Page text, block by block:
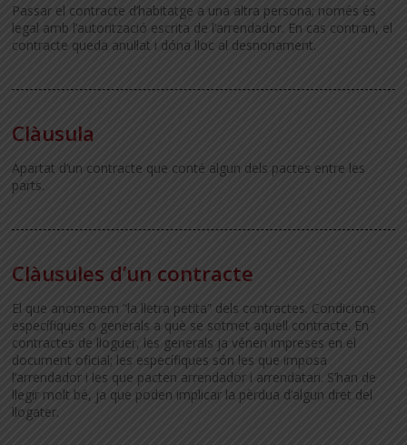
Passar el contracte d’habitatge a una altra persona; només és
legal amb l’autorització escrita de l’arrendador. En cas contrari, el
contracte queda anul·lat i dóna lloc al desnonament.
Clàusula
Apartat d’un contracte que conté algun dels pactes entre les
parts.
Clàusules d’un contracte
El que anomenem “la lletra petita” dels contractes. Condicions
específiques o generals a què se sotmet aquell contracte. En
contractes de lloguer, les generals ja vénen impreses en el
document oficial; les específiques són les que imposa
l’arrendador i les que pacten arrendador i arrendatari. S’han de
llegir molt bé, ja que poden implicar la pèrdua d’algun dret del
llogater.